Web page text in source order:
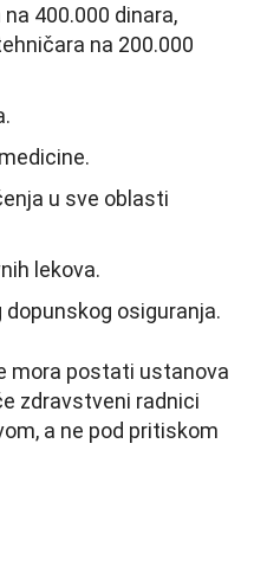
400.000 dinara,
na 200.000
u sve oblasti
lekova.
osiguranja.
mora postati ustanova
zdravstveni radnici
a ne pod pritiskom